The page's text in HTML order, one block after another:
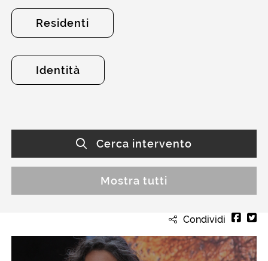
Residenti
Identità
Cerca intervento
Mostra tutti
Condividi